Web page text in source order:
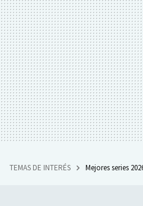
TEMAS DE INTERÉS Mejores series